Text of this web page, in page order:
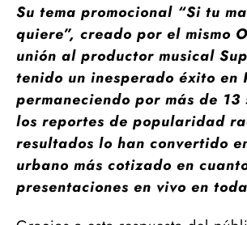
Su tema promocional “Si tu
quiere”, creado por el mismo
unión al productor musical
tenido un inesperado éxito en
permaneciendo por más de 13
los reportes de popularidad
resultados lo han convertido
urbano más cotizado en
presentaciones en vivo en